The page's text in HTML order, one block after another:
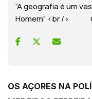
“A geografia é um
Homem” <br />
OS AÇORES NA